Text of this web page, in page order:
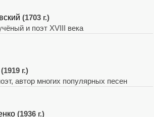
(1703 г.)
и поэт XVIII века
(1919 г.)
автор многих популярных песен
(1936 г.)